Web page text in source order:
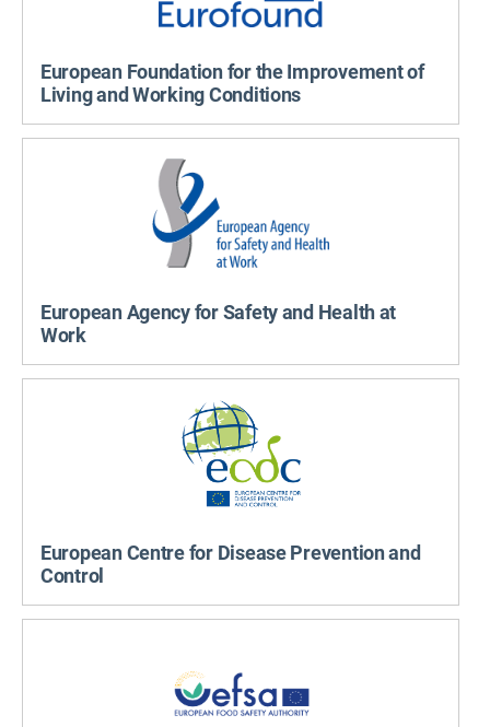
European Foundation for the Improvement of
Living and Working Conditions
European Agency for Safety and Health at
Work
European Centre for Disease Prevention and
Control